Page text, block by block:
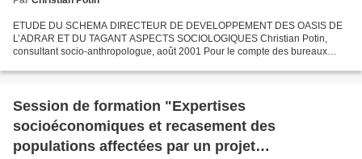
ETUDE DU SCHEMA DIRECTEUR DE DEVELOPPEMENT DES OASIS DE
L’ADRAR ET DU TAGANT ASPECTS SOCIOLOGIQUES Christian Potin,
consultant socio-anthropologue, août 2001 Pour le compte des bureaux
Coopération...
Session de formation "Expertises
socioéconomiques et recasement des
populations affectées par un projet